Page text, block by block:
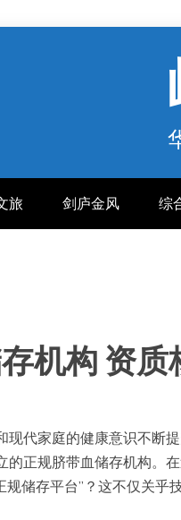
旅 剑庐金风 综
机构 资
代家庭的健康意识不断
正规脐带血储存机构。
储存平台”？这不仅关